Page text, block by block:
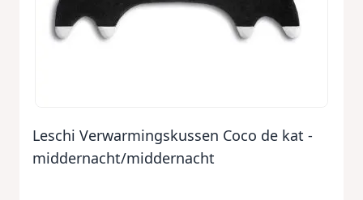
Leschi Verwarmingskussen Coco de kat -
middernacht/middernacht